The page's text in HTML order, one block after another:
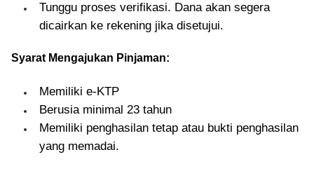
Tunggu proses verifikasi. Dana akan segera
dicairkan ke rekening jika disetujui.
Syarat Mengajukan Pinjaman:
Memiliki e-KTP
Berusia minimal 23 tahun
Memiliki penghasilan tetap atau bukti penghasilan
yang memadai.